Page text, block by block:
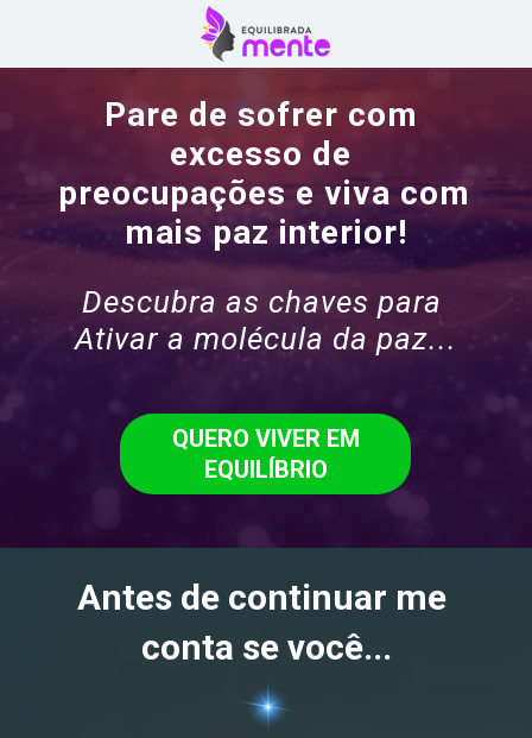
QUERO VIVER EM
EQUILÍBRIO
Pare de sofrer com
excesso de
preocupações e viva com
mais paz interior!
Descubra as chaves para
Ativar a molécula da paz...
Antes de continuar me
conta se você...